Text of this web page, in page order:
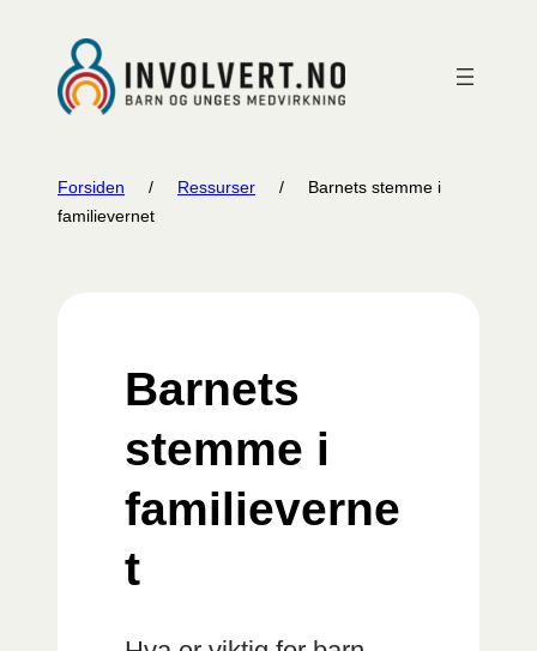
innhold
Forsiden / Ressurser / Barnets stemme i
familievernet
Barnets
stemme i
familieverne
t